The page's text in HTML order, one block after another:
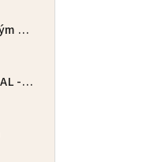
Džínsové šortky NOSSA s vysokým pásom – vanilkové
Dámsky úpletový komplet SOCIAL - sivý